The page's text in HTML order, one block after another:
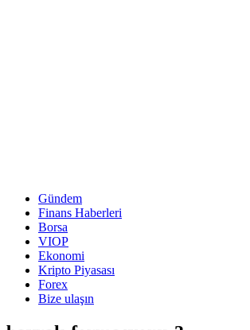
Gündem
Finans Haberleri
Borsa
VIOP
Ekonomi
Kripto Piyasası
Forex
Bize ulaşın